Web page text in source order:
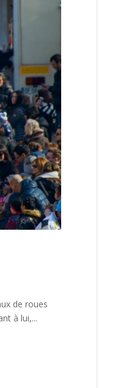
de roues
à lui,...